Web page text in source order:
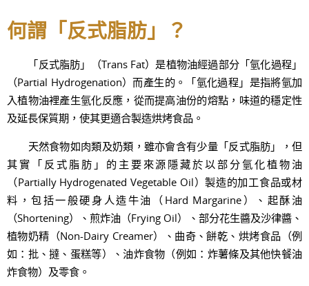
何謂「反式脂肪」？
「反式脂肪」（Trans Fat）是植物油經過部分「氫化過程」
（Partial Hydrogenation）而產生的。「氫化過程」是指將氫加
入植物油裡產生氫化反應，從而提高油份的熔點，味道的穩定性
及延長保質期，使其更適合製造烘烤食品。
天然食物如肉類及奶類，雖亦會含有少量「反式脂肪」，但
其實「反式脂肪」的主要來源隱藏於以部分氫化植物油
（Partially Hydrogenated Vegetable Oil）製造的加工食品或材
料，包括一般硬身人造牛油（Hard Margarine）、起酥油
（Shortening）、煎炸油（Frying Oil）、部分花生醬及沙律醬、
植物奶精（Non-Dairy Creamer）、曲奇、餅乾、烘烤食品（例
如：批、撻、蛋糕等）、油炸食物（例如：炸薯條及其他快餐油
炸食物）及零食。